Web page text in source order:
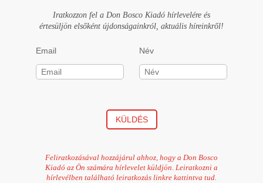
Iratkozzon fel a Don Bosco Kiadó hírlevelére és
értesüljön elsőként újdonságainkról, aktuális híreinkről!
Email Név
KÜLDÉS
Feliratkozásával hozzájárul ahhoz, hogy a Don Bosco
Kiadó az Ön számára hírlevelet küldjön. Leiratkozni a
hírlevélben található leiratkozás linkre kattintva tud.